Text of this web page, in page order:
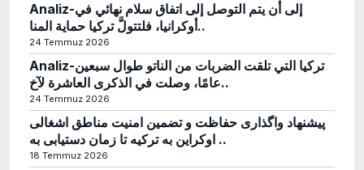
Analiz-إلى أن يتم التوصل إلى اتفاق سلام نهائي في
أوكرانيا، فلتتولَّ تركيا حماية المنا..
24 Temmuz 2026
Analiz-تركيا التي تلقت الضربات من الناتو طوال سبعين
عامًا، وصلت في الذكرى العاشرة لآخ..
24 Temmuz 2026
پیشنهاد واگذاری حفاظت و تضمین امنیت مناطق اشغالی
اوکراین به ترکیه تا زمان دستیابی به ..
18 Temmuz 2026